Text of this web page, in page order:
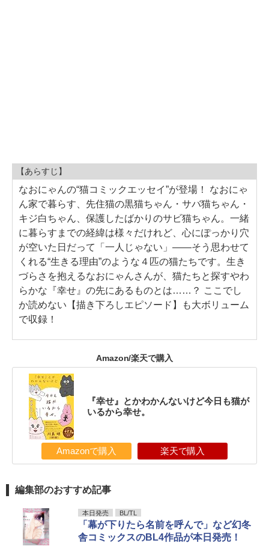
【あらすじ】
なおにゃんの“猫コミックエッセイ”が登場！ なおにゃ
ん家で暮らす、先住猫の黒猫ちゃん・サバ猫ちゃん・
キジ白ちゃん、保護したばかりのサビ猫ちゃん。一緒
に暮らすまでの経緯は様々だけれど、心にぽっかり穴
が空いた日だって「一人じゃない」――そう思わせて
くれる“生きる理由”のような４匹の猫たちです。生き
づらさを抱えるなおにゃんさんが、猫たちと探すやわ
らかな『幸せ』の先にあるものとは……？ ここでし
か読めない【描き下ろしエピソード】も大ボリューム
で収録！
Amazon/楽天で購入
『幸せ』とかわかんないけど今日も猫が
いるから幸せ。
Amazonで購入 楽天で購入
編集部のおすすめ記事
本日発売 BL/TL
「幕が下りたら名前を呼んで」など幻冬
舎コミックスのBL4作品が本日発売！